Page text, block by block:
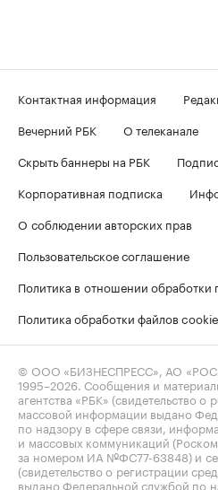
Контактная информация
Вечерний РБК
О телеканале
Скрыть баннеры на РБК
Корпоративная подписка
О соблюдении авторских прав
Пользовательское соглашение
Политика в отношении обработки
Политика обработки файлов cookie
© ООО «БИЗНЕСПРЕСС», АО
1995–2026 . Сообщения и
агентства «РБК» (свидетельство о
массовой информации выдано
по надзору в сфере связи,
и массовых коммуникаций
за номером ИА №ФС77-63848) и
(свидетельство о регистрации
выдано Федеральной службой по